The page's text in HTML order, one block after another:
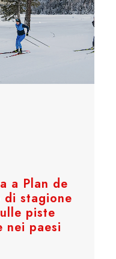
a Plan de
di stagione
piste
nei paesi